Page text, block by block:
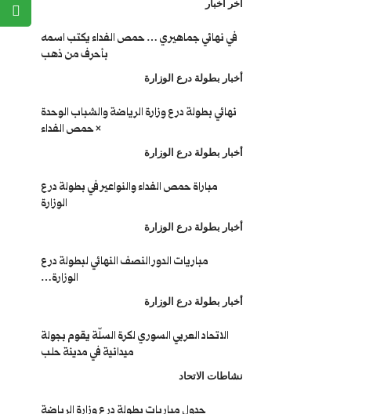
آخر أخبار
في نهائي جماهيري … حمص الفداء يكتب اسمه
بأحرف من ذهب
أخبار بطولة درع الوزارة
نهائي بطولة درع وزارة الرياضة والشباب الوحدة
× حمص الفداء
أخبار بطولة درع الوزارة
مباراة حمص الفداء والنواعير في بطولة درع
الوزارة
أخبار بطولة درع الوزارة
مباريات الدور النصف النهائي لبطولة درع
الوزارة…
أخبار بطولة درع الوزارة
الاتحاد العربي السوري لكرة السلّة يقوم بجولة
ميدانية في مدينة حلب
نشاطات الاتحاد